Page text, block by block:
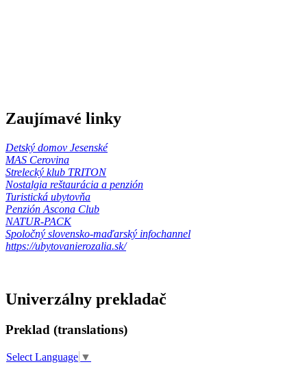
Zaujímavé linky
Detský domov Jesenské
MAS Cerovina
Strelecký klub TRITON
Nostalgia reštaurácia a penzión
Turistická ubytovňa
Penzión Ascona Club
NATUR-PACK
Spoločný slovensko-maďarský infochannel
https://ubytovanierozalia.sk/
Univerzálny prekladač
Preklad (translations)
Select Language ▼